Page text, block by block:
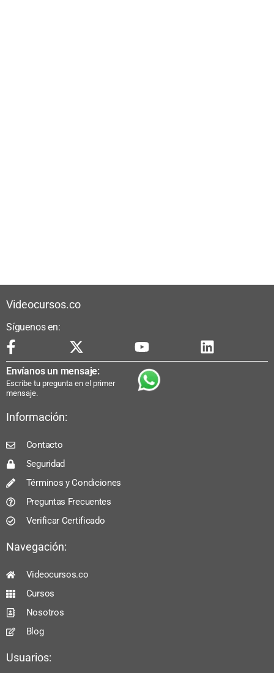
Videocursos.co
Síguenos en:
Envíanos un mensaje:
Escribe tu pregunta en el primer
mensaje.
Información:
Contacto
Seguridad
Términos y Condiciones
Preguntas Frecuentes
Verificar Certificado
Navegación:
Videocursos.co
Cursos
Nosotros
Blog
Usuarios: